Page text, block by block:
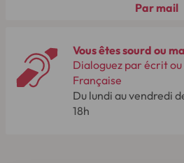
Par mail
Vous êtes sourd ou
Dialoguez par écrit ou
Française
Du lundi au vendredi
18h